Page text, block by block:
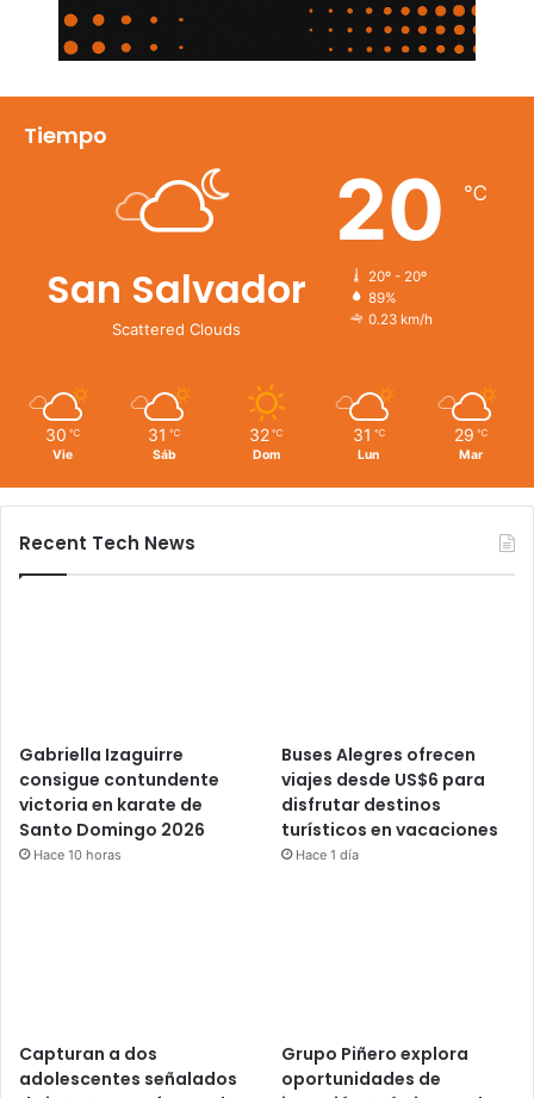
Tiempo
San Salvador
Scattered Clouds
20 ℃
20º - 20º
89%
0.23 km/h
30 ℃
Vie
31 ℃
Sáb
32 ℃
Dom
31 ℃
Lun
29 ℃
Mar
Recent Tech News
Gabriella Izaguirre
consigue contundente
victoria en karate de
Santo Domingo 2026
Hace 10 horas
Buses Alegres ofrecen
viajes desde US$6 para
disfrutar destinos
turísticos en vacaciones
Hace 1 día
Capturan a dos
adolescentes señalados
Grupo Piñero explora
oportunidades de